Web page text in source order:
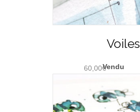
Voiles
60,00€